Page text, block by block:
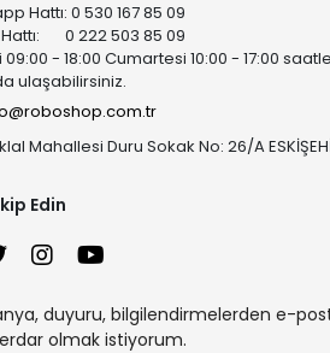
Hattı: 0 530 167 85 09
0 222 503 85 09
- 18:00 Cumartesi 10:00 - 17:00
ulaşabilirsiniz.
Mahallesi Duru Sokak No: 26/A
Edin
duyuru, bilgilendirmelerden e-
olmak istiyorum.